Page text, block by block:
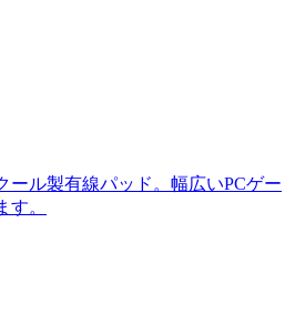
ール製有線パッド。幅広いPCゲー
す。